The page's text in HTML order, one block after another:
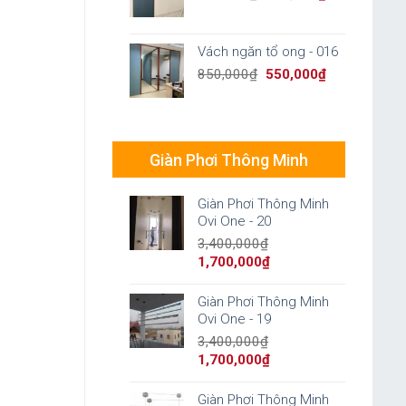
850,000₫.550,000₫.
Vách ngăn tổ ong - 016
850,000₫ Original
550,000₫Current
Giàn Phơi Thông Minh
Giàn Phơi Thông Minh
Ovi One - 20
3,400,000₫
Original
was:
3,400,000₫.
1,700,000₫Current
is:
1,700,000₫.
Giàn Phơi Thông Minh
Ovi One - 19
3,400,000₫
Original
was:
1,700,000₫Current
is:
Giàn Phơi Thông Minh